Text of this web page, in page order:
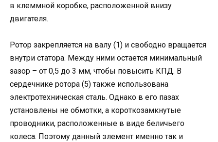
в клеммной коробке, расположенной внизу
двигателя.
Ротор закрепляется на валу (1) и свободно вращается
внутри статора. Между ними остается минимальный
зазор – от 0,5 до 3 мм, чтобы повысить КПД. В
сердечнике ротора (5) также использована
электротехническая сталь. Однако в его пазах
установлены не обмотки, а короткозамкнутые
проводники, расположенные в виде беличьего
колеса. Поэтому данный элемент именно так и